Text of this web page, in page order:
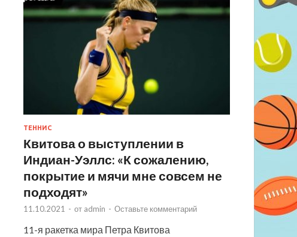
ТЕННИС
Квитова о выступлении в
Индиан-Уэллс: «К сожалению,
покрытие и мячи мне совсем не
подходят»
11.10.2021 - от admin - Оставьте комментарий
11-я ракетка мира Петра Квитова